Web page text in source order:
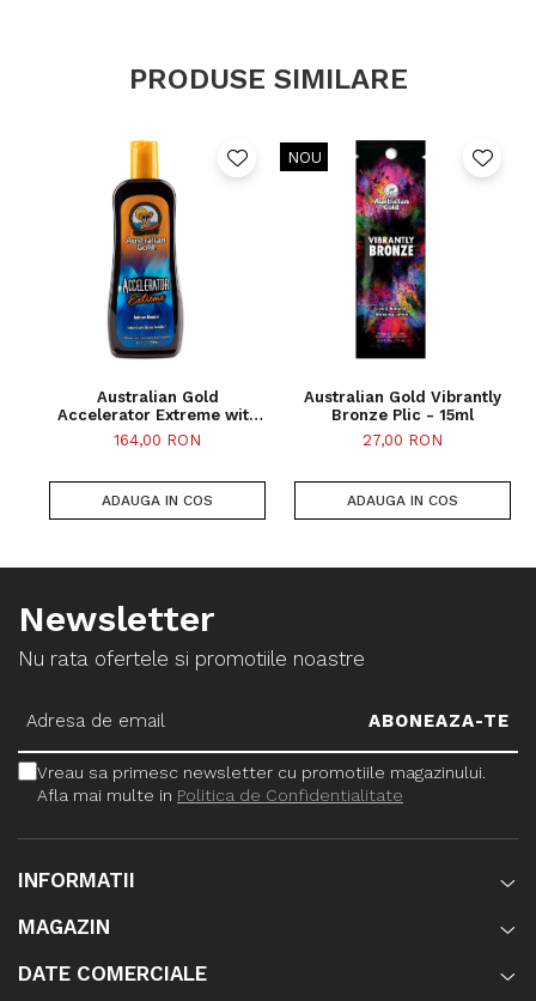
PRODUSE SIMILARE
Australian Gold
Accelerator Extreme with
Bronzers Flacon - 250ml
164,00 RON
ADAUGA IN COS
NOU
Australian Gold Vibrantly
Bronze Plic - 15ml
27,00 RON
ADAUGA IN COS
Newsletter
Nu rata ofertele si promotiile noastre
Vreau sa primesc newsletter cu promotiile magazinului.
Afla mai multe in Politica de Confidentialitate
INFORMATII
MAGAZIN
DATE COMERCIALE